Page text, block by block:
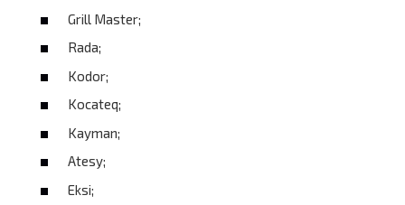
Grill Master;
Rada;
Kodor;
Kocateq;
Kayman;
Atesy;
Eksi;